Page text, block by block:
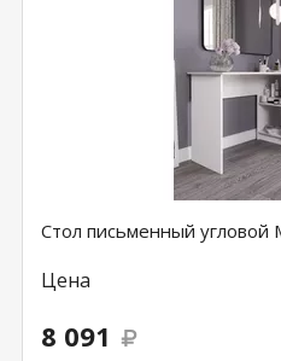
Стол письменный
Цена
8 091